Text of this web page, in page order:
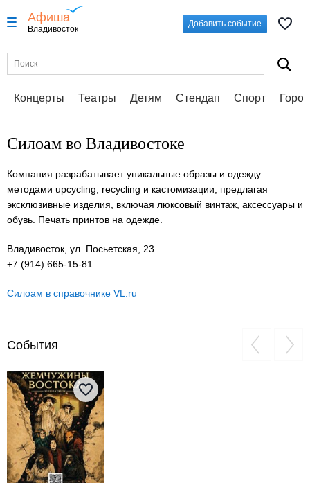
Афиша
Владивосток
Добавить событие
Концерты Театры Детям Стендап Спорт
Силоам во Владивостоке
Компания разрабатывает уникальные образы и одежду
методами upcycling, recycling и кастомизации, предлагая
эксклюзивные изделия, включая люксовый винтаж, аксессуары и
обувь. Печать принтов на одежде.
Владивосток, ул. Посьетская, 23
+7 (914) 665-15-81
Силоам в справочнике VL.ru
События